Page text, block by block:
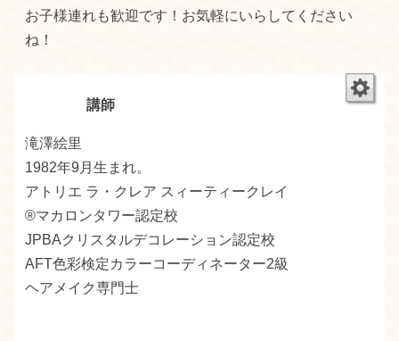
お子様連れも歓迎です！お気軽にいらしてください
ね！
講師
滝澤絵里
1982年9月生まれ。
アトリエ ラ・クレア スィーティークレイ
®マカロンタワー認定校
JPBAクリスタルデコレーション認定校
AFT色彩検定カラーコーディネーター2級
ヘアメイク専門士